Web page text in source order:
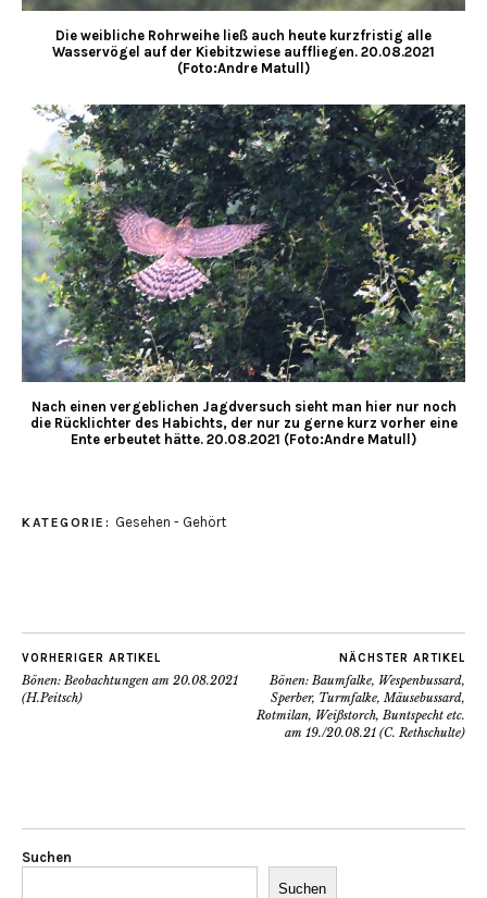
Die weibliche Rohrweihe ließ auch heute kurzfristig alle
Wasservögel auf der Kiebitzwiese auffliegen. 20.08.2021
(Foto:Andre Matull)
Nach einen vergeblichen Jagdversuch sieht man hier nur noch
die Rücklichter des Habichts, der nur zu gerne kurz vorher eine
Ente erbeutet hätte. 20.08.2021 (Foto:Andre Matull)
KATEGORIE: Gesehen - Gehört
VORHERIGER ARTIKEL
Bönen: Beobachtungen am 20.08.2021
(H.Peitsch)
NÄCHSTER ARTIKEL
Bönen: Baumfalke, Wespenbussard,
Sperber, Turmfalke, Mäusebussard,
Rotmilan, Weißstorch, Buntspecht etc.
am 19./20.08.21 (C. Rethschulte)
Suchen
Suchen